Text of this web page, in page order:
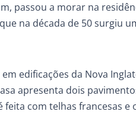
passou a morar na
na década de 50 surgiu
edificações da Nova
apresenta dois
com telhas francesas e